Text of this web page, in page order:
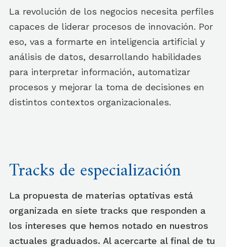
La revolución de los negocios necesita perfiles
capaces de liderar procesos de innovación. Por
eso, vas a formarte en inteligencia artificial y
análisis de datos, desarrollando habilidades
para interpretar información, automatizar
procesos y mejorar la toma de decisiones en
distintos contextos organizacionales.
Tracks de especialización
La propuesta de materias optativas está
organizada en siete tracks que responden a
los intereses que hemos notado en nuestros
actuales graduados. Al acercarte al final de tu